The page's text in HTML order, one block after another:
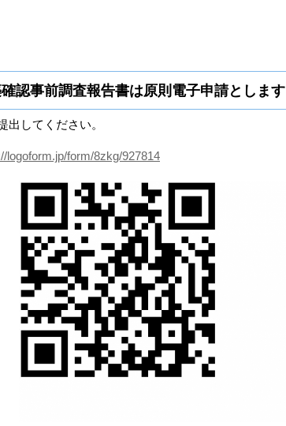
認事前調査報告書は原則電子申請とします
出してください。
logoform.jp/form/8zkg/927814